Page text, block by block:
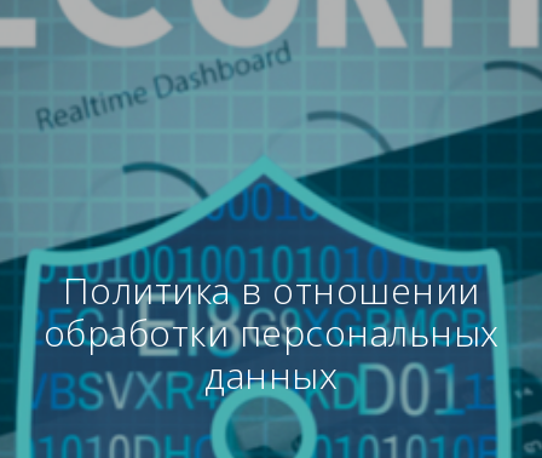
Политика в отношении
обработки персональных
данных